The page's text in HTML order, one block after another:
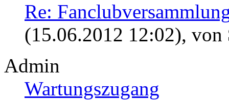
Re:
(15.06.2012 12:02), von
Admin
Wartungszugang